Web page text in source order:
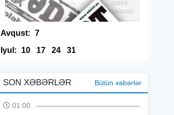
Avqust: 7
Iyul:
10 17 24 31
SON XƏBƏRLƏR Bütün xəbərlər
01:00